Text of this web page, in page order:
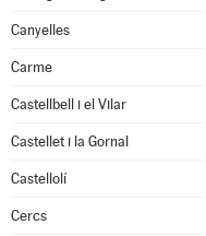
Canyelles
Carme
Castellbell i el Vilar
Castellet i la Gornal
Castellolí
Cercs